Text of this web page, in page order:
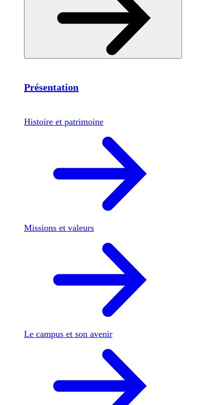
Présentation
Histoire et patrimoine
Missions et valeurs
Le campus et son avenir